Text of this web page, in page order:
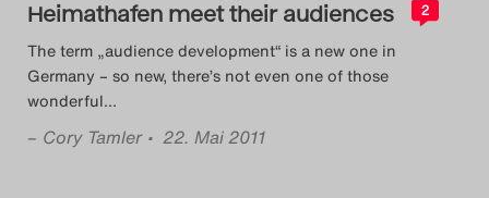
2019
Das Theatertreffen-Blog
Heimathafen meet their audiences
2
The term „audience development“ is a new one in
Germany – so new, there’s not even one of those
wonderful…
– Cory Tamler • 22. Mai 2011